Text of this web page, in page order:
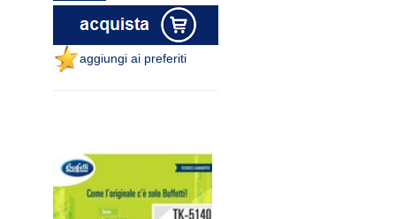
aggiungi ai preferiti